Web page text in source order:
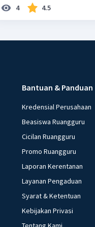
4 4.5
Bantuan & Panduan
Kredensial Perusahaan
Beasiswa Ruangguru
Cicilan Ruangguru
Promo Ruangguru
Laporan Kerentanan
Layanan Pengaduan
Syarat & Ketentuan
Kebijakan Privasi